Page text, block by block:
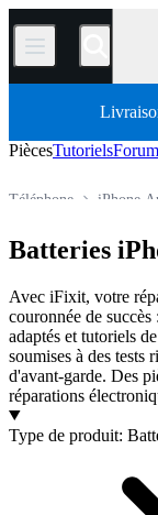
/
PiècesTutorielsForum
iPhone
Téléphone
Batteries
Avec iFixit, votre
couronnée de
adaptés et tutoriels
soumises à des tests
d'avant-garde. Des
réparations
Produits
Type de produit: